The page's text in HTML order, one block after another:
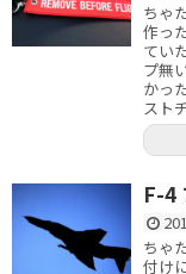
ちゃ
作っ
てい
プ無
かっ
スト
F-4
ちゃ
付け